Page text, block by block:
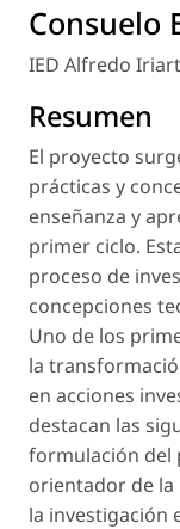
Consuelo
IED Alfredo
Resumen
El proyecto
prácticas y
enseñanza y
primer ciclo.
proceso de
concepciones
Uno de los
la
en acciones
destacan las
formulación del
orientador de la
la investigación